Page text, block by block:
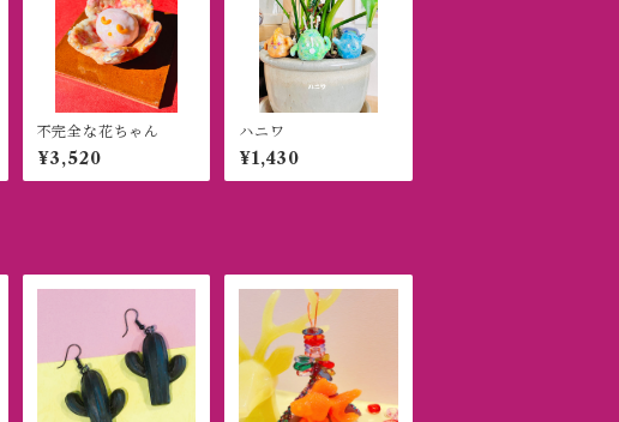
不完全な花ちゃん
¥3,520
ハニワ
¥1,430